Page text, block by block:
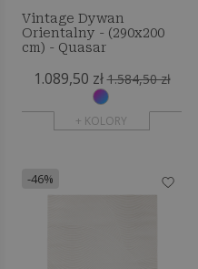
Vintage Dywan
Orientalny - (290x200
cm) - Quasar
1.089,50 zł 1.584,50 zł
+ KOLORY
-46%